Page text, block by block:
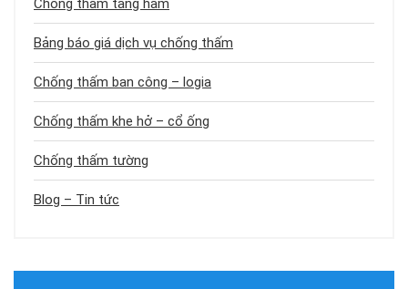
Chống thấm tầng hầm
Bảng báo giá dịch vụ chống thấm
Chống thấm ban công – logia
Chống thấm khe hở – cổ ống
Chống thấm tường
Blog – Tin tức